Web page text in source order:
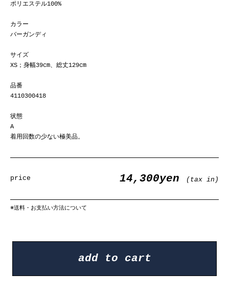
ポリエステル100%
カラー
バーガンディ
サイズ
XS；身幅39cm、総丈129cm
品番
4110300418
状態
A
着用回数の少ない極美品。
price 14,300yen (tax in)
※送料・お支払い方法について
add to cart